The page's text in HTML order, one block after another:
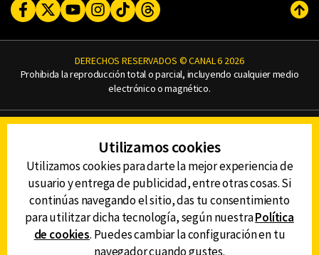
FacebookTwitterYoutubeInstagram
TikTokThreads
DERECHOS RESERVADOS © CANAL 6 2026
Prohibida la reproducción total o parcial, incluyendo cualquier medio
electrónico o magnético.
AVISO DE PRIVACIDAD
DEFENSORÍA DE LAS AUDIENCIAS
DESCARGA LA APP DE CANAL 6
Utilizamos cookies
Utilizamos cookies para darte la mejor experiencia de
usuario y entrega de publicidad, entre otras cosas. Si
continúas navegando el sitio, das tu consentimiento
para utilitzar dicha tecnología, según nuestraPolítica
de cookies. Puedes cambiar la configuración en tu
navegador cuando gustes.